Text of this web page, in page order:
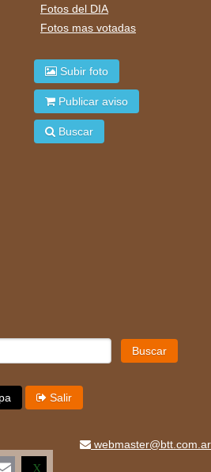
Fotos del DIA
Fotos mas votadas
Subir foto
Publicar aviso
Buscar
Buscar
Salir
webmaster@btt.com.ar
Email
X